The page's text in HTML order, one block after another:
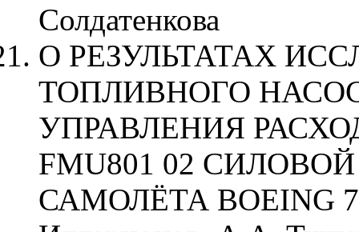
Солдатенкова
О РЕЗУЛЬТАТАХ
ТОПЛИВНОГО
УПРАВЛЕНИЯ
FMU801 02
САМОЛЁТА BOEING